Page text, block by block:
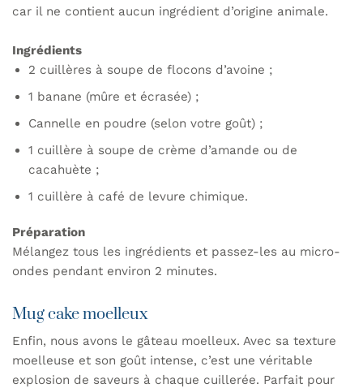
car il ne contient aucun ingrédient d’origine animale.
Ingrédients
2 cuillères à soupe de flocons d’avoine ;
1 banane (mûre et écrasée) ;
Cannelle en poudre (selon votre goût) ;
1 cuillère à soupe de crème d’amande ou de
cacahuète ;
1 cuillère à café de levure chimique.
Préparation
Mélangez tous les ingrédients et passez-les au micro-
ondes pendant environ 2 minutes.
Mug cake moelleux
Enfin, nous avons le gâteau moelleux. Avec sa texture
moelleuse et son goût intense, c’est une véritable
explosion de saveurs à chaque cuillerée. Parfait pour